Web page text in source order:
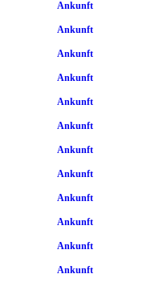
Ankunft
Ankunft
Ankunft
Ankunft
Ankunft
Ankunft
Ankunft
Ankunft
Ankunft
Ankunft
Ankunft
Ankunft